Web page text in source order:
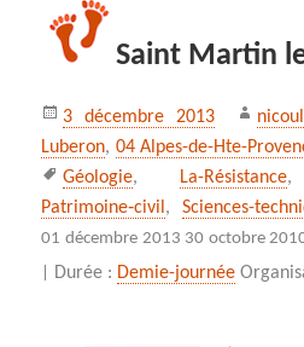
Saint Martin
Publié
le
3 décembre 2013
Luberon, 04 Alpes-de-Hte-
Mots-
clés
Géologie, La-Résistance
Patrimoine‑civil ,Sciences-
01 décembre 2013 30 octobre
Durée : Demie-journée